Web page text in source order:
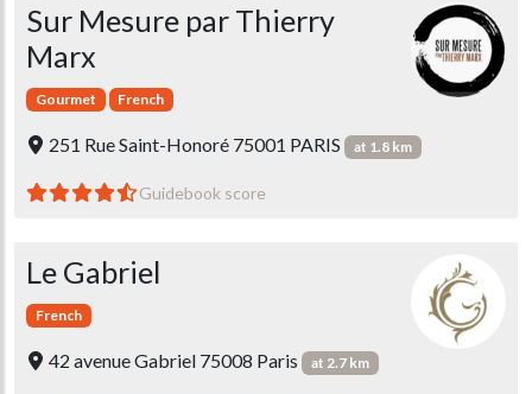
Sur Mesure par Thierry
Marx
Gourmet French
251 Rue Saint-Honoré 75001 PARIS at 1.8 km
Guidebook score
Le Gabriel
French
42 avenue Gabriel 75008 Paris at 2.7 km